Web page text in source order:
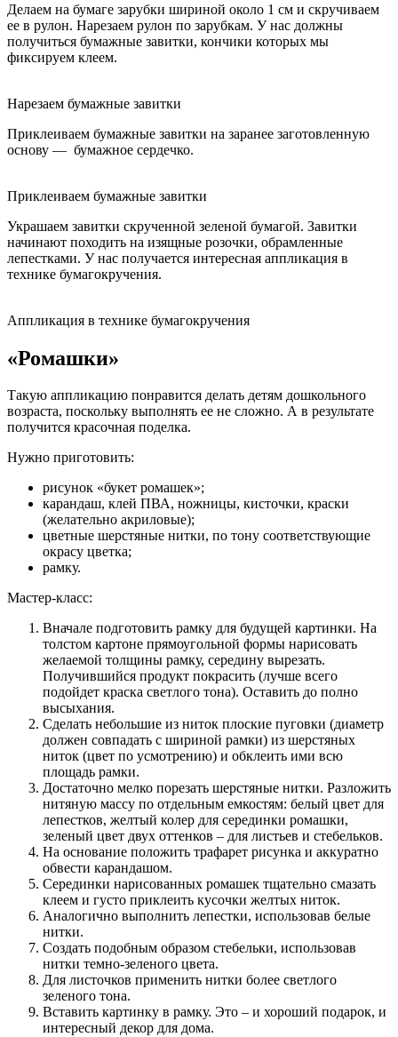
Делаем на бумаге зарубки шириной около 1 см и скручиваем
ее в рулон. Нарезаем рулон по зарубкам. У нас должны
получиться бумажные завитки, кончики которых мы
фиксируем клеем.
Нарезаем бумажные завитки
Приклеиваем бумажные завитки на заранее заготовленную
основу — бумажное сердечко.
Приклеиваем бумажные завитки
Украшаем завитки скрученной зеленой бумагой. Завитки
начинают походить на изящные розочки, обрамленные
лепестками. У нас получается интересная аппликация в
технике бумагокручения.
Аппликация в технике бумагокручения
«Ромашки»
Такую аппликацию понравится делать детям дошкольного
возраста, поскольку выполнять ее не сложно. А в результате
получится красочная поделка.
Нужно приготовить:
рисунок «букет ромашек»;
карандаш, клей ПВА, ножницы, кисточки, краски
(желательно акриловые);
цветные шерстяные нитки, по тону соответствующие
окрасу цветка;
рамку.
Мастер-класс:
Вначале подготовить рамку для будущей картинки. На
толстом картоне прямоугольной формы нарисовать
желаемой толщины рамку, середину вырезать.
Получившийся продукт покрасить (лучше всего
подойдет краска светлого тона). Оставить до полно
высыхания.
Сделать небольшие из ниток плоские пуговки (диаметр
должен совпадать с шириной рамки) из шерстяных
ниток (цвет по усмотрению) и обклеить ими всю
площадь рамки.
Достаточно мелко порезать шерстяные нитки. Разложить
нитяную массу по отдельным емкостям: белый цвет для
лепестков, желтый колер для серединки ромашки,
зеленый цвет двух оттенков – для листьев и стебельков.
На основание положить трафарет рисунка и аккуратно
обвести карандашом.
Серединки нарисованных ромашек тщательно смазать
клеем и густо приклеить кусочки желтых ниток.
Аналогично выполнить лепестки, использовав белые
нитки.
Создать подобным образом стебельки, использовав
нитки темно-зеленого цвета.
Для листочков применить нитки более светлого
зеленого тона.
Вставить картинку в рамку. Это – и хороший подарок, и
интересный декор для дома.